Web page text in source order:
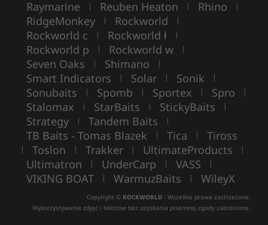
Raymarine | Reuben Heaton | Rhino |
RidgeMonkey | Rockworld |
Rockworld c | Rockworld ł |
Rockworld p | Rockworld w |
Seven Oaks | Shimano |
Smart Indicators | Solar | Sonik |
Sonubaits | Spomb | Sportex | Spro |
Stalomax | StarBaits | StickyBaits |
Strategy | Tandem Baits |
TB Baits - Tomas Blazek | Tica | Tiross
| Toslon | Trakker | UltimateProducts |
Ultimatron | UnderCarp | VASS |
VIKING BOAT | WarmuzBaits | WileyX
Copyright © ROCKWORLD - Wszelkie prawa zastrzeżone.
Wykorzystywanie zdjęć i tekstów bez uzyskania pisemnej zgody zabronione.